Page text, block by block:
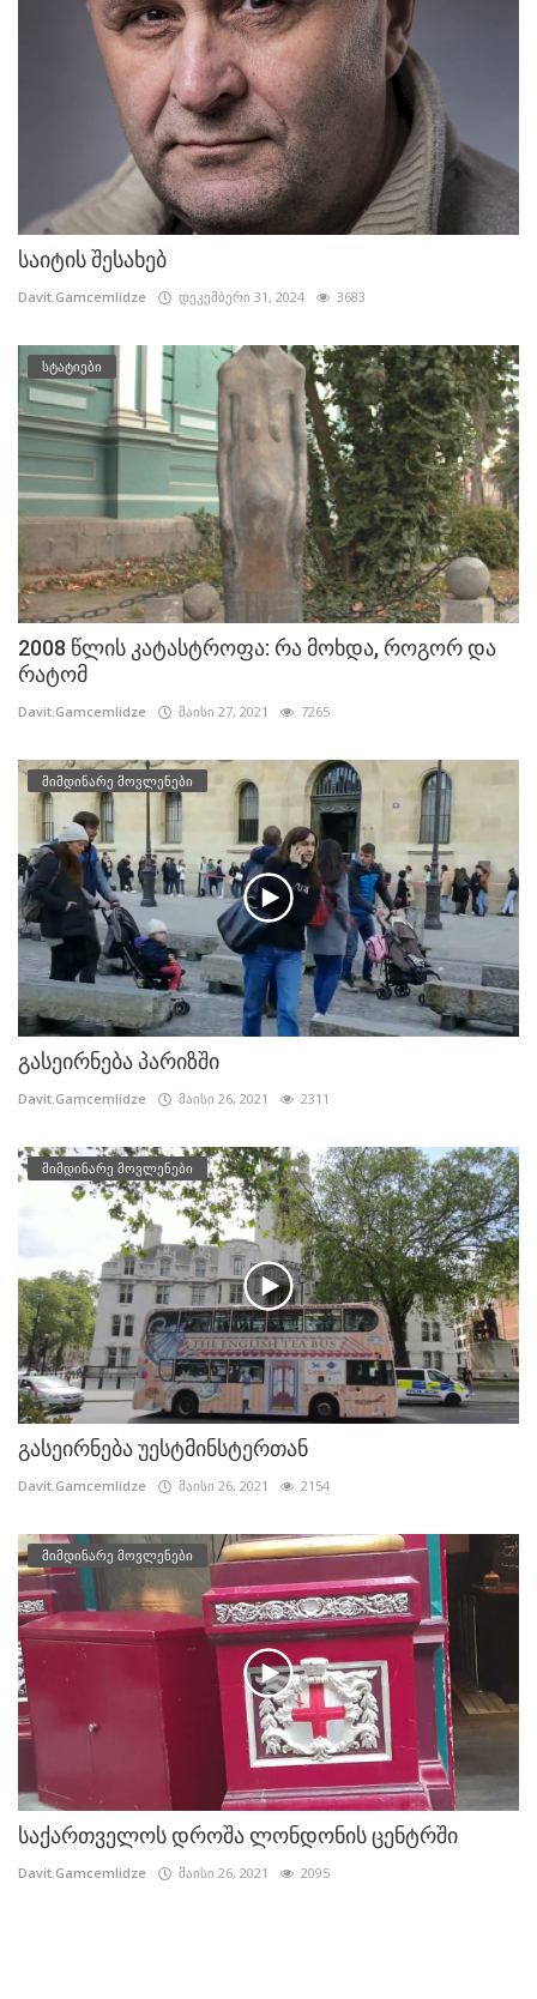
საიტის შესახებ
Davit.Gamcemlidze დეკემბერი 31, 2024 3683
სტატიები
2008 წლის კატასტროფა: რა მოხდა, როგორ და
რატომ
Davit.Gamcemlidze მაისი 27, 2021 7265
მიმდინარე მოვლენები
გასეირნება პარიზში
Davit.Gamcemlidze მაისი 26, 2021 2311
მიმდინარე მოვლენები
გასეირნება უესტმინსტერთან
Davit.Gamcemlidze მაისი 26, 2021 2154
მიმდინარე მოვლენები
საქართველოს დროშა ლონდონის ცენტრში
Davit.Gamcemlidze მაისი 26, 2021 2095